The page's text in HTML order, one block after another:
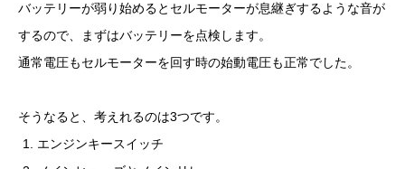
バッテリーが弱り始めるとセルモーターが息継ぎするような音が
するので、まずはバッテリーを点検します。
通常電圧もセルモーターを回す時の始動電圧も正常でした。
そうなると、考えれるのは3つです。
エンジンキースイッチ